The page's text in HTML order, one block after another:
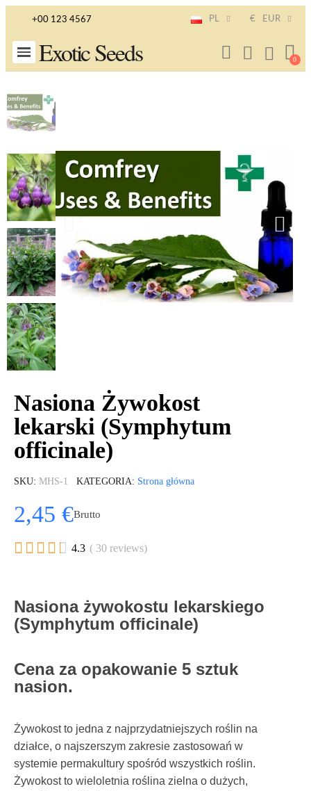
+00 123 4567 PL € EUR
Exotic Seeds
Nasiona Żywokost
lekarski (Symphytum
officinale)
SKU MHS-1 KATEGORIA Strona główna
2,45 €Brutto
     4.3 ( 30 reviews)
Nasiona żywokostu lekarskiego
(Symphytum officinale)
Cena za opakowanie 5 sztuk
nasion.
Żywokost to jedna z najprzydatniejszych roślin na
działce, o najszerszym zakresie zastosowań w
systemie permakultury spośród wszystkich roślin.
Żywokost to wieloletnia roślina zielna o dużych,